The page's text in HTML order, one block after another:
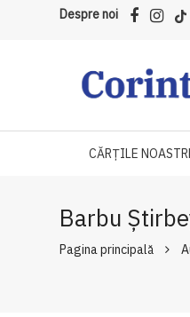
Despre noi
CĂRȚILE
Barbu
Pagina principală